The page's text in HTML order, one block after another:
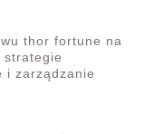
thor fortune na
strategie
i zarządzanie